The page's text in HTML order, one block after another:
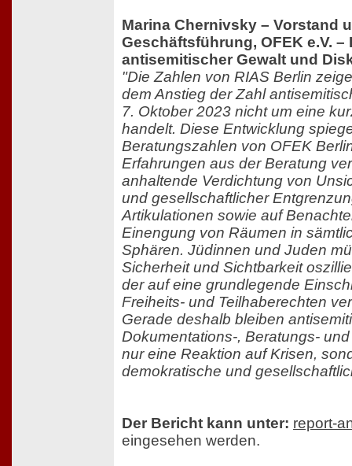
Marina Chernivsky – Vorstand
Geschäftsführung, OFEK e.V.
antisemitischer Gewalt und
"Die Zahlen von RIAS Berlin
dem Anstieg der Zahl
7. Oktober 2023 nicht um eine
handelt. Diese Entwicklung
Beratungszahlen von OFEK
Erfahrungen aus der Beratung
anhaltende Verdichtung von
und gesellschaftlicher
Artikulationen sowie auf
Einengung von Räumen in
Sphären. Jüdinnen und Juden
Sicherheit und Sichtbarkeit
der auf eine grundlegende
Freiheits- und Teilhaberechten
Gerade deshalb bleiben
Dokumentations-, Beratungs-
nur eine Reaktion auf Krisen,
demokratische und
Der Bericht kann unter: report-
eingesehen werden.